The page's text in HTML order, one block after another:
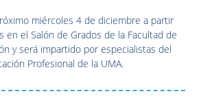
miércoles 4 de diciembre a partir
en el Salón de Grados de la Facultad de
y será impartido por especialistas del
Profesional de la UMA.